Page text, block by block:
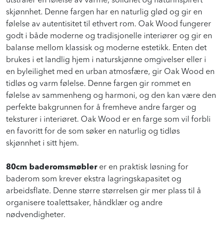
skjønnhet. Denne fargen har en naturlig glød og gir en
følelse av autentisitet til ethvert rom. Oak Wood fungerer
godt i både moderne og tradisjonelle interiører og gir en
balanse mellom klassisk og moderne estetikk. Enten det
brukes i et landlig hjem i naturskjønne omgivelser eller i
en byleilighet med en urban atmosfære, gir Oak Wood en
tidløs og varm følelse. Denne fargen gir rommet en
følelse av sammenheng og harmoni, og den kan være den
perfekte bakgrunnen for å fremheve andre farger og
teksturer i interiøret. Oak Wood er en farge som vil forbli
en favoritt for de som søker en naturlig og tidløs
skjønnhet i sitt hjem.
80cm baderomsmøblerer en praktisk løsning for
baderom som krever ekstra lagringskapasitet og
arbeidsflate. Denne større størrelsen gir mer plass til å
organisere toalettsaker, håndklær og andre
nødvendigheter.